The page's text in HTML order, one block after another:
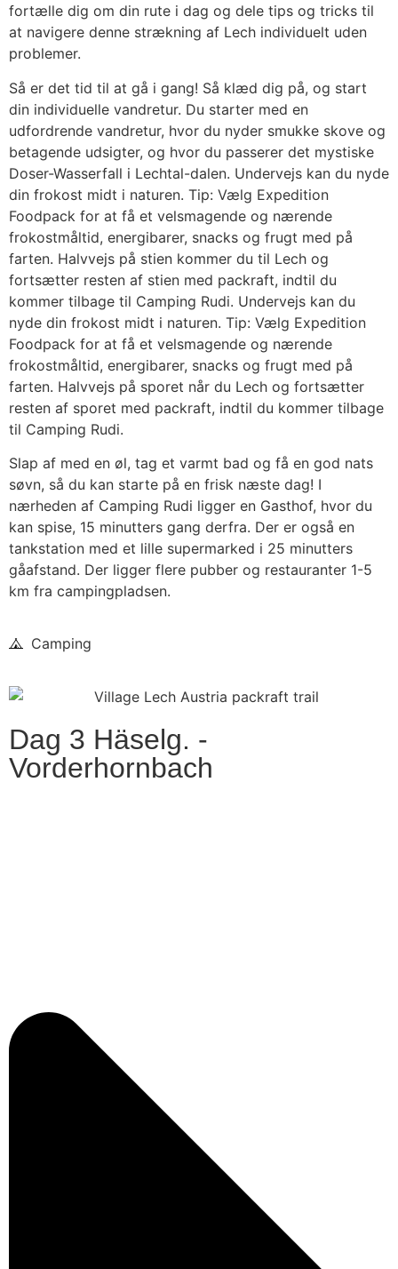
fortælle dig om din rute i dag og dele tips og tricks til
at navigere denne strækning af Lech individuelt uden
problemer.
Så er det tid til at gå i gang! Så klæd dig på, og start
din individuelle vandretur. Du starter med en
udfordrende vandretur, hvor du nyder smukke skove og
betagende udsigter, og hvor du passerer det mystiske
Doser-Wasserfall i Lechtal-dalen. Undervejs kan du nyde
din frokost midt i naturen. Tip: Vælg Expedition
Foodpack for at få et velsmagende og nærende
frokostmåltid, energibarer, snacks og frugt med på
farten. Halvvejs på stien kommer du til Lech og
fortsætter resten af stien med packraft, indtil du
kommer tilbage til Camping Rudi. Undervejs kan du
nyde din frokost midt i naturen. Tip: Vælg Expedition
Foodpack for at få et velsmagende og nærende
frokostmåltid, energibarer, snacks og frugt med på
farten. Halvvejs på sporet når du Lech og fortsætter
resten af sporet med packraft, indtil du kommer tilbage
til Camping Rudi.
Slap af med en øl, tag et varmt bad og få en god nats
søvn, så du kan starte på en frisk næste dag! I
nærheden af Camping Rudi ligger en Gasthof, hvor du
kan spise, 15 minutters gang derfra. Der er også en
tankstation med et lille supermarked i 25 minutters
gåafstand. Der ligger flere pubber og restauranter 1-5
km fra campingpladsen.
Camping
Dag 3 Häselg. -
Vorderhornbach